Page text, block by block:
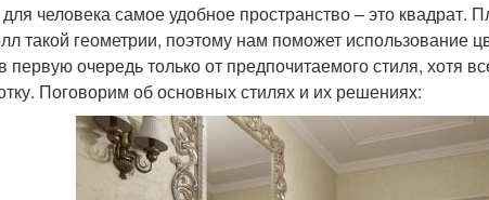
человека самое удобное пространство – это квадрат.
такой геометрии, поэтому нам поможет использование
первую очередь только от предпочитаемого стиля, хотя
Поговорим об основных стилях и их решениях: